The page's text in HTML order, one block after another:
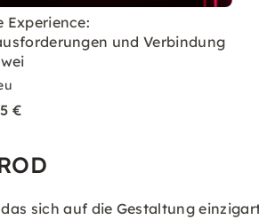
Experience:
und Verbindung
€
sich auf die Gestaltung